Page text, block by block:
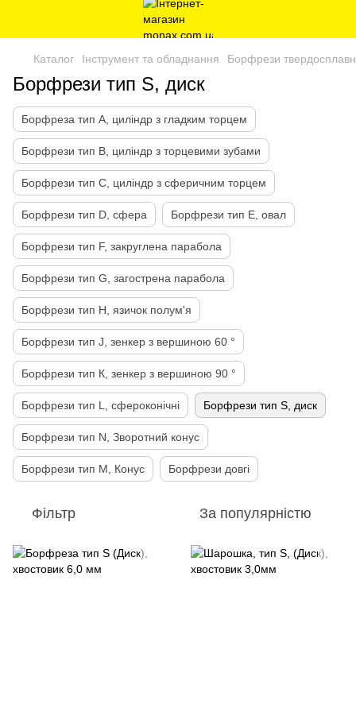
Каталог Інструмент та обладнання Борфрези
Борфрези тип S, диск
Борфреза тип А, циліндр з гладким торцем
Борфрези тип В, ​​циліндр з торцевими зубами
Борфрези тип С, циліндр з сферичним торцем
Борфрези тип D, сфера Борфрези тип E, овал
Борфрези тип F, закруглена парабола
Борфрези тип G, загострена парабола
Борфрези тип Н, язичок полум'я
Борфрези тип J, зенкер з вершиною 60 °
Борфрези тип К, зенкер з вершиною 90 °
Борфрези тип L, сфероконічні Борфрези тип S, диск
Борфрези тип N, Зворотний конус
Борфрези тип М, Конус Борфрези довгі
Фільтр За популярністю